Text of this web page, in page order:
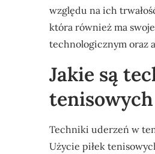
względu na ich
która również ma
technologicznym oraz
Jakie są
Techniki uderzeń w
Użycie piłek